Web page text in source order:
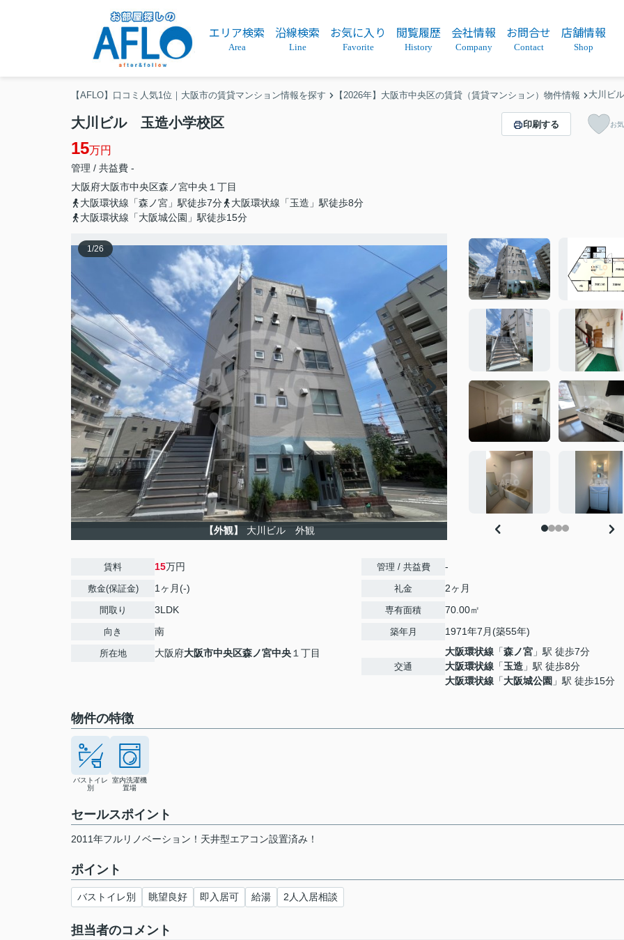
エリア検索
Area
沿線検索
Line
お気に入り
Favorite
閲覧履歴
History
会社情報
Company
お問合せ
Contact
店舗情報
Shop
【AFLO】口コミ人気1位｜大阪市の賃貸マンション情報を探す 【2026年】大阪市中央区の賃貸（賃貸マンション）物件情報 大川ビ
大川ビル 玉造小学校区
15万円
管理 / 共益費 -
大阪府大阪市中央区森ノ宮中央 １丁目
大阪環状線「森ノ宮」駅徒歩7分
大阪環状線「玉造」駅徒歩8分
大阪環状線「大阪城公園」駅徒歩15分
印刷する お
1/26
【外観】 大川ビル 外観
賃料 15万円
敷金(保証金) 1ヶ月(-)
間取り 3LDK
向き 南
所在地 大阪府大阪市中央区森ノ宮中央 １丁目
管理 / 共益費 -
礼金 2ヶ月
専有面積 70.00㎡
築年月 1971年7月(築55年)
交通
大阪環状線 「森ノ宮 」駅 徒歩7分
大阪環状線 「玉造 」駅 徒歩8分
大阪環状線 「大阪城公園 」駅 徒歩15分
物件の特徴
バストイレ
別
室内洗濯機
置場
セールスポイント
2011年フルリノベーション！天井型エアコン設置済み！
ポイント
バストイレ別 眺望良好 即入居可 給湯 2人入居相談
担当者のコメント